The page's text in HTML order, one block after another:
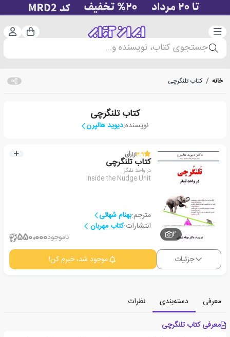
دسته‌بندی سبد
جستجوی کتاب، نویسنده و...
خانه / کتاب تلنگرچی
کتاب تلنگرچی
نویسنده:دیوید هالپرن
2
3.9از1رأی
کتاب تلنگرچی
در واحد تلنگر
Inside the Nudge Unit
مترجم:بهنام شهائی
انتشارات:کتاب مهربان
ناموجود550،000
جزئیات موجود شد، خبرم کن!
معرفی دسته‌بندی
نظرات
معرفی کتاب تلنگرچی